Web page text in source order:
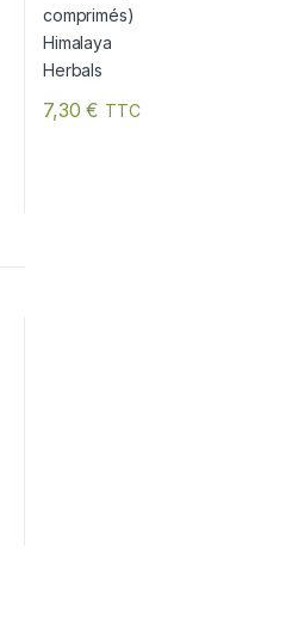
7,30€ TTC